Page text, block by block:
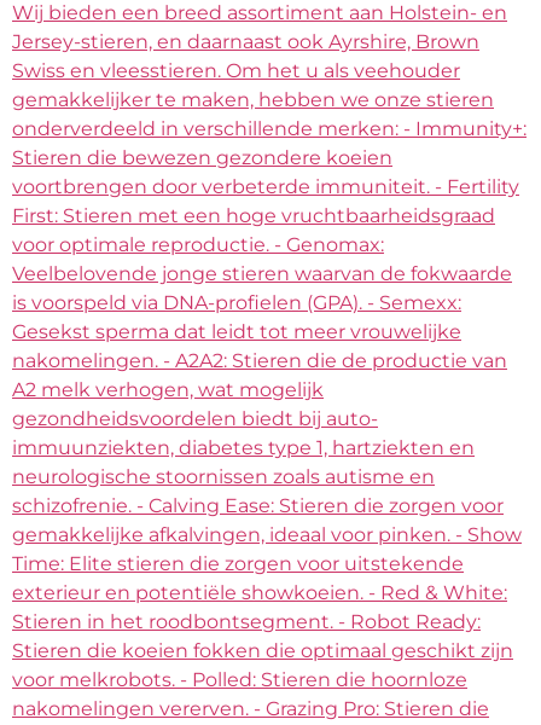
Wij bieden een breed assortiment aan Holstein- en
Jersey-stieren, en daarnaast ook Ayrshire, Brown
Swiss en vleesstieren. Om het u als veehouder
gemakkelijker te maken, hebben we onze stieren
onderverdeeld in verschillende merken: - Immunity+:
Stieren die bewezen gezondere koeien
voortbrengen door verbeterde immuniteit. - Fertility
First: Stieren met een hoge vruchtbaarheidsgraad
voor optimale reproductie. - Genomax:
Veelbelovende jonge stieren waarvan de fokwaarde
is voorspeld via DNA-profielen (GPA). - Semexx:
Gesekst sperma dat leidt tot meer vrouwelijke
nakomelingen. - A2A2: Stieren die de productie van
A2 melk verhogen, wat mogelijk
gezondheidsvoordelen biedt bij auto-
immuunziekten, diabetes type 1, hartziekten en
neurologische stoornissen zoals autisme en
schizofrenie. - Calving Ease: Stieren die zorgen voor
gemakkelijke afkalvingen, ideaal voor pinken. - Show
Time: Elite stieren die zorgen voor uitstekende
exterieur en potentiële showkoeien. - Red & White:
Stieren in het roodbontsegment. - Robot Ready:
Stieren die koeien fokken die optimaal geschikt zijn
voor melkrobots. - Polled: Stieren die hoornloze
nakomelingen vererven. - Grazing Pro: Stieren die